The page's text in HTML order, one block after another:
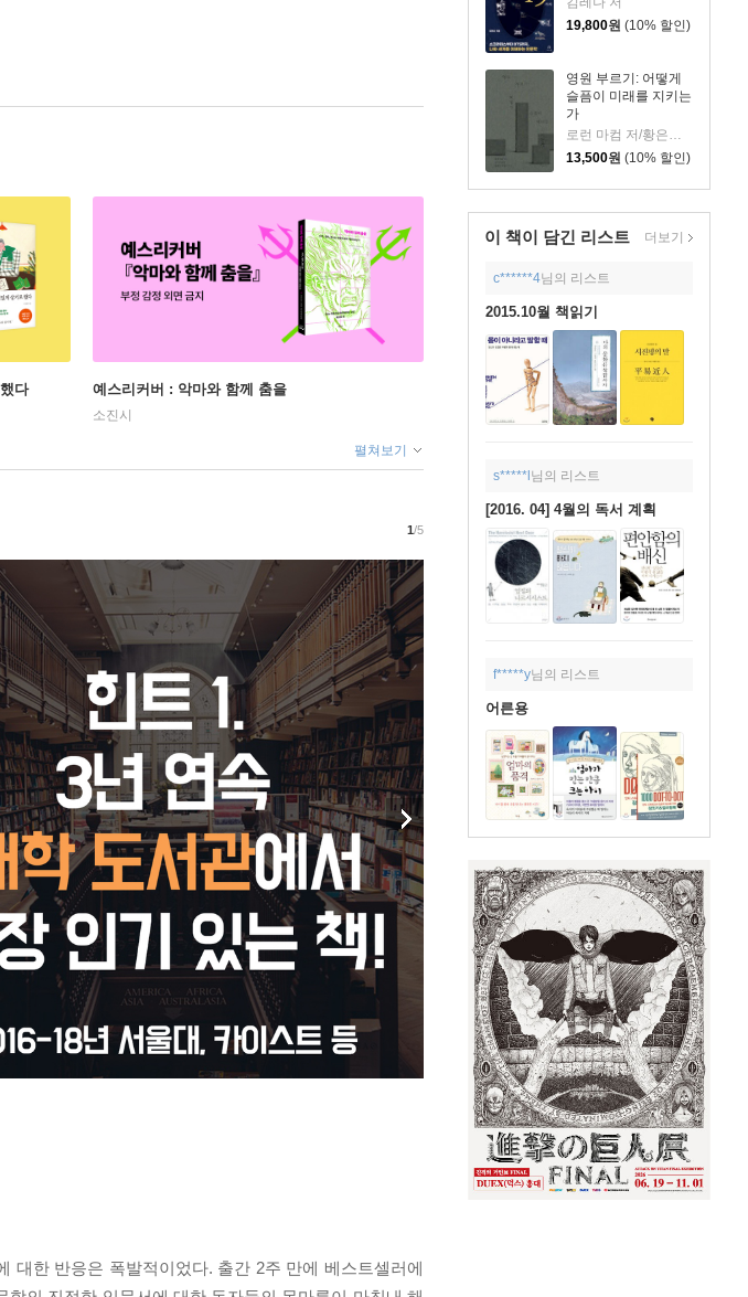
19,800원 (10% 할인)
영원 부르기: 어떻게
슬픔이 미래를 지키는
가
로런 마컴 저/황은주 역
13,500원 (10% 할인)
이 책이 담긴 리스트 더보기
c******4님의 리스트
2015.10월 책읽기
s*****l님의 리스트
[2016. 04] 4월의 독서 계획
f*****y님의 리스트
어른용
다 예스리커버 : 악마와 함께 춤을
소진시
펼쳐보기
1/5
대한 반응은 폭발적이었다. 출간 2주 만에 베스트셀러에